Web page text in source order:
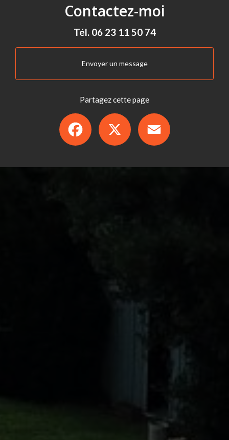
Contactez-moi
Tél. 06 23 11 50 74
Envoyer un message
Partagez cette page
Facebook